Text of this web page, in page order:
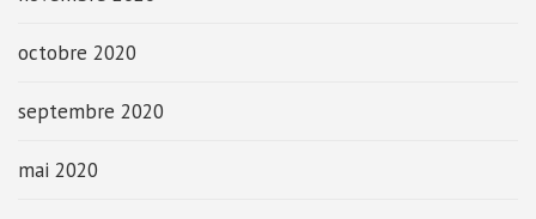
octobre 2020
septembre 2020
mai 2020